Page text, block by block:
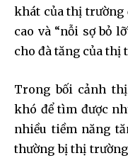
khát của thị trường
cao và “nỗi sợ bỏ
cho đà tăng của thị
Trong bối cảnh
khó để tìm được
nhiều tiềm năng
thường bị thị